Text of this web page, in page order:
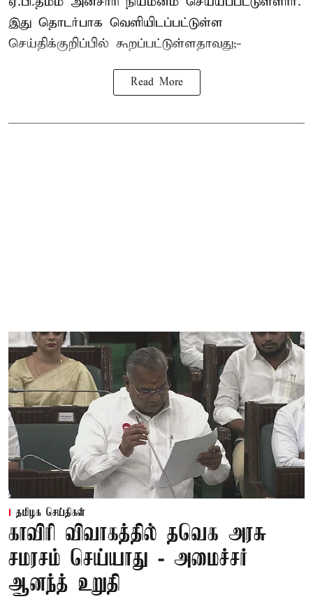
இது தொடர்பாக வெளியிடப்பட்டுள்ள
செய்திக்குறிப்பில் கூறப்பட்டுள்ளதாவது;-
Read More
தமிழக செய்திகள்
காவிரி விவாகத்தில் தவெக அரசு
சமரசம் செய்யாது - அமைச்சர்
ஆனந்த் உறுதி